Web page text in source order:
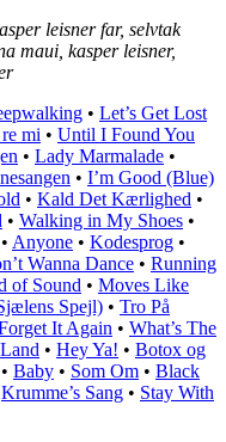
leisner far, selvtak
maui, kasper leisner,
• Let’s Get Lost
mi • Until I Found You
• Lady Marmalade •
• I’m Good (Blue)
• Kald Det Kærlighed •
• Walking in My Shoes •
• Anyone • Kodesprog •
Wanna Dance • Running
of Sound • Moves Like
Spejl) • Tro På
It Again • What’s The
• Hey Ya! • Botox og
Baby • Som Om • Black
Krumme’s Sang • Stay With